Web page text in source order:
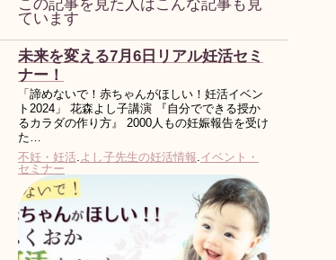
この記事を見た人はこんな記事も見
ています
未来を変える7月6日リアル妊活セミ
ナー！
「諦めないで！赤ちゃんがほしい！妊活イベン
ト2024」 花森よし子講演 『自分でできる授か
るカラダの作り方』 2000人もの妊娠報告を受け
た…
不妊・妊活 よし子先生の妊活情報 イベント・
セミナー